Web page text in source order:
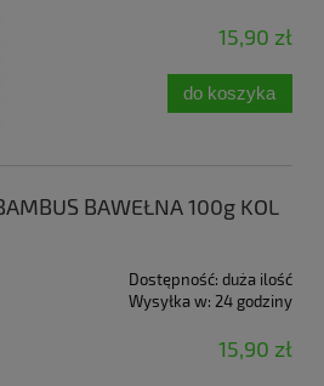
15,90 zł
do koszyka
BAWEŁNA 100g KOL
Dostępność: duża ilość
Wysyłka w: 24 godziny
15,90 zł